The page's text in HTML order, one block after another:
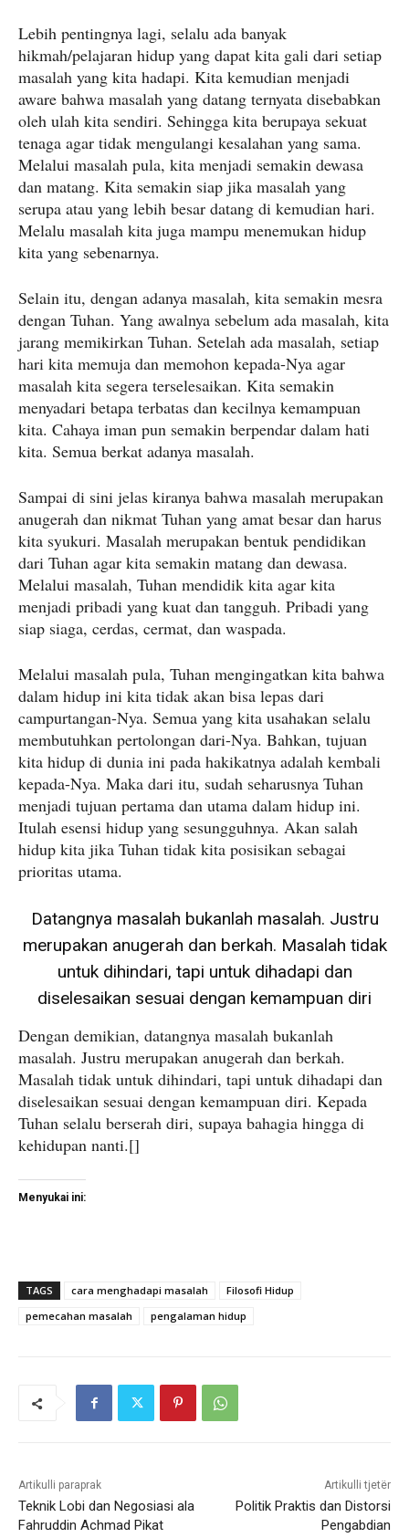
Lebih pentingnya lagi, selalu ada banyak
hikmah/pelajaran hidup yang dapat kita gali dari setiap
masalah yang kita hadapi. Kita kemudian menjadi
aware bahwa masalah yang datang ternyata disebabkan
oleh ulah kita sendiri. Sehingga kita berupaya sekuat
tenaga agar tidak mengulangi kesalahan yang sama.
Melalui masalah pula, kita menjadi semakin dewasa
dan matang. Kita semakin siap jika masalah yang
serupa atau yang lebih besar datang di kemudian hari.
Melalu masalah kita juga mampu menemukan hidup
kita yang sebenarnya.
Selain itu, dengan adanya masalah, kita semakin mesra
dengan Tuhan. Yang awalnya sebelum ada masalah, kita
jarang memikirkan Tuhan. Setelah ada masalah, setiap
hari kita memuja dan memohon kepada-Nya agar
masalah kita segera terselesaikan. Kita semakin
menyadari betapa terbatas dan kecilnya kemampuan
kita. Cahaya iman pun semakin berpendar dalam hati
kita. Semua berkat adanya masalah.
Sampai di sini jelas kiranya bahwa masalah merupakan
anugerah dan nikmat Tuhan yang amat besar dan harus
kita syukuri. Masalah merupakan bentuk pendidikan
dari Tuhan agar kita semakin matang dan dewasa.
Melalui masalah, Tuhan mendidik kita agar kita
menjadi pribadi yang kuat dan tangguh. Pribadi yang
siap siaga, cerdas, cermat, dan waspada.
Melalui masalah pula, Tuhan mengingatkan kita bahwa
dalam hidup ini kita tidak akan bisa lepas dari
campurtangan-Nya. Semua yang kita usahakan selalu
membutuhkan pertolongan dari-Nya. Bahkan, tujuan
kita hidup di dunia ini pada hakikatnya adalah kembali
kepada-Nya. Maka dari itu, sudah seharusnya Tuhan
menjadi tujuan pertama dan utama dalam hidup ini.
Itulah esensi hidup yang sesungguhnya. Akan salah
hidup kita jika Tuhan tidak kita posisikan sebagai
prioritas utama.
Datangnya masalah bukanlah masalah. Justru
merupakan anugerah dan berkah. Masalah tidak
untuk dihindari, tapi untuk dihadapi dan
diselesaikan sesuai dengan kemampuan diri
Dengan demikian, datangnya masalah bukanlah
masalah. Justru merupakan anugerah dan berkah.
Masalah tidak untuk dihindari, tapi untuk dihadapi dan
diselesaikan sesuai dengan kemampuan diri. Kepada
Tuhan selalu berserah diri, supaya bahagia hingga di
kehidupan nanti.[]
Menyukai ini:
TAGS cara menghadapi masalah
Filosofi Hidup
pemecahan masalah
pengalaman hidup
Artikulli paraprak
Teknik Lobi dan Negosiasi ala
Fahruddin Achmad Pikat
Artikulli tjetër
Politik Praktis dan Distorsi
Pengabdian